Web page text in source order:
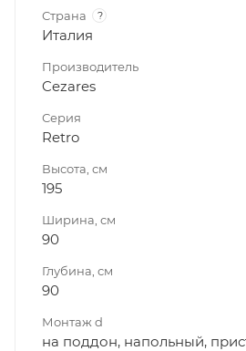
Страна ?
Италия
Производитель
Cezares
Серия
Retro
Высота, см
195
Ширина, см
90
Глубина, см
90
Монтаж d
на поддон, напольный,